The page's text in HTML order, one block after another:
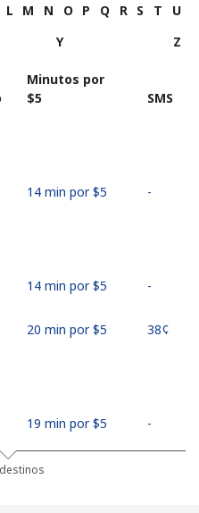
L M N O P Q R S T
U
Y Z
Minutos por
⁦$5⁩
SMS
14 min por ⁦$5⁩ -
14 min por ⁦$5⁩ -
20 min por ⁦$5⁩ ⁦38¢⁩
19 min por ⁦$5⁩ -
10 min por ⁦$5⁩